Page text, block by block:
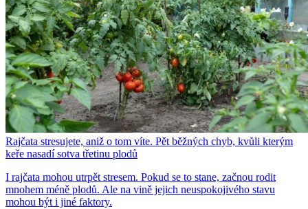
Rajčata stresujete, aniž o tom víte. Pět běžných chyb, kvůli kterým
keře nasadí sotva třetinu plodů
I rajčata mohou utrpět stresem. Pokud se to stane, začnou rodit
mnohem méně plodů. Ale na vině jejich neuspokojivého stavu
mohou být i jiné faktory.